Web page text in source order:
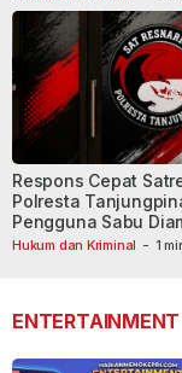
Hukum dan Kriminal - 1
Respons Cepat
Polresta
Pengguna Sabu
Usai Dilaporkan ke
ENTERTAINMENT